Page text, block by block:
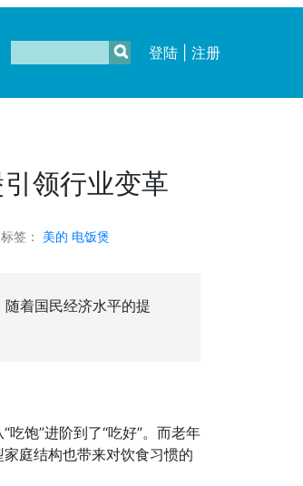
登陆| 注册
领行业变革
标签： 美的 电饭煲
着国民经济水平的提
饱”进阶到了“吃好”。而老年
庭结构也带来对饮食习惯的